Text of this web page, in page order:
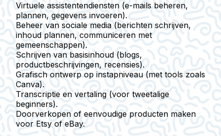
Virtuele assistentendiensten (e-mails beheren,
plannen, gegevens invoeren).
Beheer van sociale media (berichten schrijven,
inhoud plannen, communiceren met
gemeenschappen).
Schrijven van basisinhoud (blogs,
productbeschrijvingen, recensies).
Grafisch ontwerp op instapniveau (met tools zoals
Canva).
Transcriptie en vertaling (voor tweetalige
beginners).
Doorverkopen of eenvoudige producten maken
voor Etsy of eBay.